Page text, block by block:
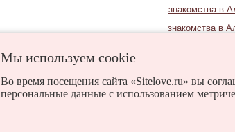
знакомства в
знакомства в
Джанкой
Симферополь Феодосия Ялта
Мы используем сookie
Во время посещения сайта «Sitelove.ru» вы
персональные данные с использованием